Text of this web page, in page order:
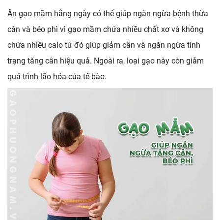
Ăn gạo mầm hằng ngày có thể giúp ngăn ngừa bệnh thừa
cân và béo phì vì gạo mầm chứa nhiều chất xơ và không
chứa nhiều calo từ đó giúp giảm cân và ngăn ngừa tình
trạng tăng cân hiệu quả. Ngoài ra, loại gạo này còn giảm
quá trình lão hóa của tế bào.